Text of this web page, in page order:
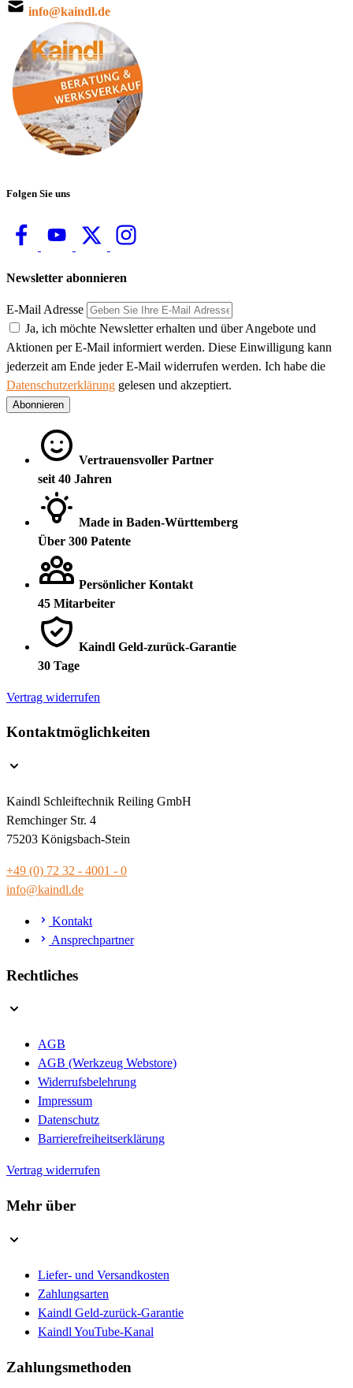
info@kaindl.de
Folgen Sie uns
Newsletter abonnieren
E-Mail Adresse
Ja, ich möchte Newsletter erhalten und über Angebote und
Aktionen per E-Mail informiert werden. Diese Einwilligung kann
jederzeit am Ende jeder E-Mail widerrufen werden. Ich habe die
Datenschutzerklärung gelesen und akzeptiert.
Abonnieren
Vertrauensvoller Partner
seit 40 Jahren
Made in Baden-Württemberg
Über 300 Patente
Persönlicher Kontakt
45 Mitarbeiter
Kaindl Geld-zurück-Garantie
30 Tage
Vertrag widerrufen
Kontaktmöglichkeiten
Kaindl Schleiftechnik Reiling GmbH
Remchinger Str. 4
75203 Königsbach-Stein
+49 (0) 72 32 - 4001 - 0
info@kaindl.de
Kontakt
Ansprechpartner
Rechtliches
AGB
AGB (Werkzeug Webstore)
Widerrufsbelehrung
Impressum
Datenschutz
Barrierefreiheitserklärung
Vertrag widerrufen
Mehr über
Liefer- und Versandkosten
Zahlungsarten
Kaindl Geld-zurück-Garantie
Kaindl YouTube-Kanal
Zahlungsmethoden